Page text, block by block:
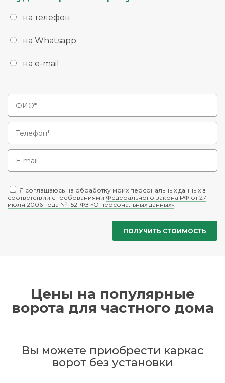
на телефон
на Whatsapp
на e-mail
Я соглашаюсь на обработку моих персональных данных в
соответствии с требованиями Федерального закона РФ от 27
июля 2006 года № 152-ФЗ «О персональных данных».
Цены на популярные
ворота для частного дома
Вы можете приобрести каркас
ворот без установки